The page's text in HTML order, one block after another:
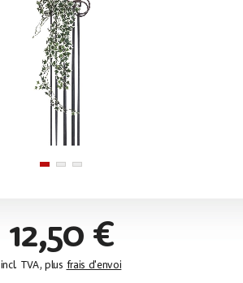
12,50 €
incl. TVA, plus frais d'envoi